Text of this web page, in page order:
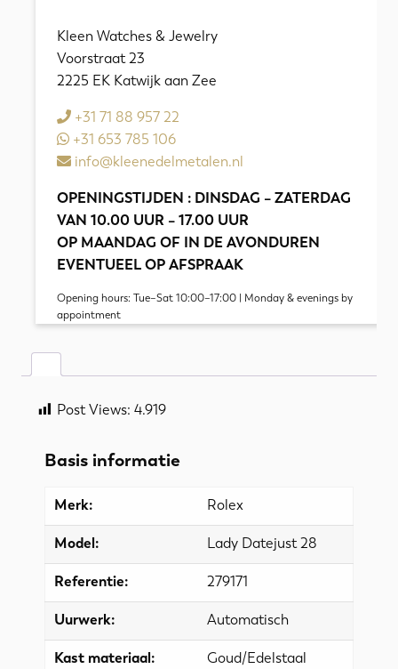
Kleen Watches & Jewelry
Voorstraat 23
2225 EK Katwijk aan Zee
+31 71 88 957 22
+31 653 785 106
info@kleenedelmetalen.nl
OPENINGSTIJDEN : DINSDAG – ZATERDAG
VAN 10.00 UUR – 17.00 UUR
OP MAANDAG OF IN DE AVONDUREN
EVENTUEEL OP AFSPRAAK
Opening hours: Tue–Sat 10:00–17:00 | Monday & evenings by
appointment
Post Views: 4.919
Basis informatie
Merk: Rolex
Model: Lady Datejust 28
Referentie: 279171
Uurwerk: Automatisch
Kast materiaal: Goud/Edelstaal